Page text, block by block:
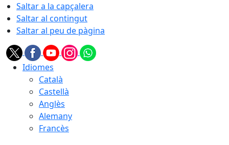
Saltar a la capçalera
Saltar al contingut
Saltar al peu de pàgina
Idiomes
Català
Castellà
Anglès
Alemany
Francès